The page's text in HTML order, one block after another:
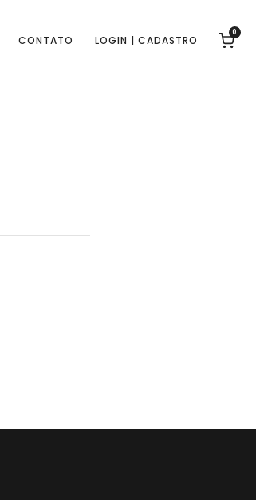
CONTATO LOGIN | CADASTRO
0